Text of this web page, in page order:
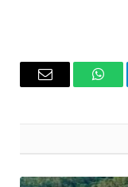
واتساب البريد